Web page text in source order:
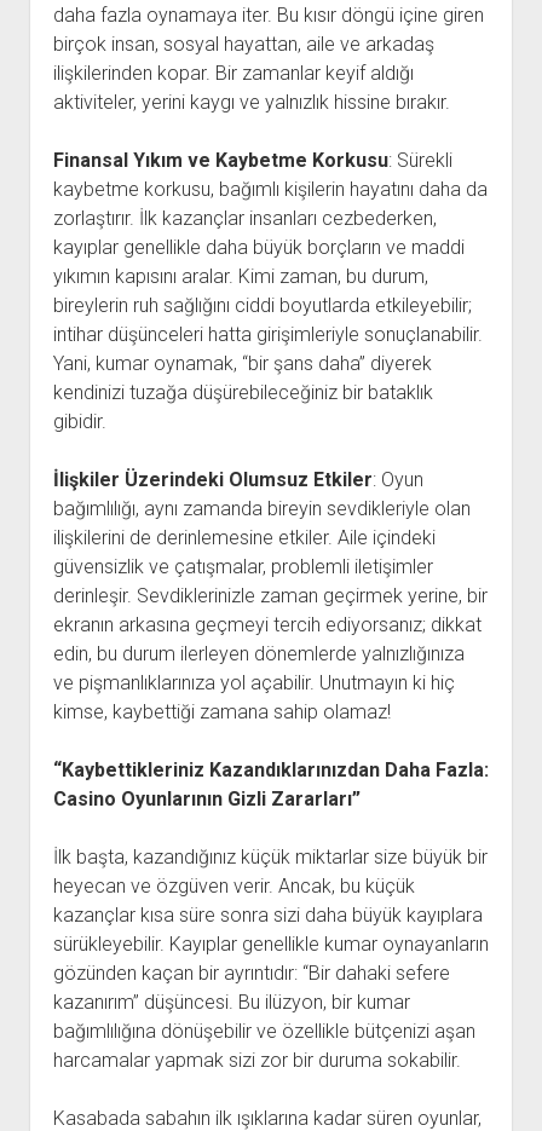
daha fazla oynamaya iter. Bu kısır döngü içine giren
birçok insan, sosyal hayattan, aile ve arkadaş
ilişkilerinden kopar. Bir zamanlar keyif aldığı
aktiviteler, yerini kaygı ve yalnızlık hissine bırakır.
Finansal Yıkım ve Kaybetme Korkusu: Sürekli
kaybetme korkusu, bağımlı kişilerin hayatını daha da
zorlaştırır. İlk kazançlar insanları cezbederken,
kayıplar genellikle daha büyük borçların ve maddi
yıkımın kapısını aralar. Kimi zaman, bu durum,
bireylerin ruh sağlığını ciddi boyutlarda etkileyebilir;
intihar düşünceleri hatta girişimleriyle sonuçlanabilir.
Yani, kumar oynamak, “bir şans daha” diyerek
kendinizi tuzağa düşürebileceğiniz bir bataklık
gibidir.
İlişkiler Üzerindeki Olumsuz Etkiler: Oyun
bağımlılığı, aynı zamanda bireyin sevdikleriyle olan
ilişkilerini de derinlemesine etkiler. Aile içindeki
güvensizlik ve çatışmalar, problemli iletişimler
derinleşir. Sevdiklerinizle zaman geçirmek yerine, bir
ekranın arkasına geçmeyi tercih ediyorsanız; dikkat
edin, bu durum ilerleyen dönemlerde yalnızlığınıza
ve pişmanlıklarınıza yol açabilir. Unutmayın ki hiç
kimse, kaybettiği zamana sahip olamaz!
“Kaybettikleriniz Kazandıklarınızdan Daha Fazla:
Casino Oyunlarının Gizli Zararları”
İlk başta, kazandığınız küçük miktarlar size büyük bir
heyecan ve özgüven verir. Ancak, bu küçük
kazançlar kısa süre sonra sizi daha büyük kayıplara
sürükleyebilir. Kayıplar genellikle kumar oynayanların
gözünden kaçan bir ayrıntıdır: “Bir dahaki sefere
kazanırım” düşüncesi. Bu ilüzyon, bir kumar
bağımlılığına dönüşebilir ve özellikle bütçenizi aşan
harcamalar yapmak sizi zor bir duruma sokabilir.
Kasabada sabahın ilk ışıklarına kadar süren oyunlar,